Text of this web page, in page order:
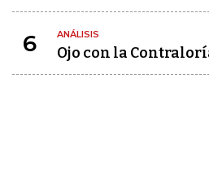
6 ANÁLISIS
Ojo con la